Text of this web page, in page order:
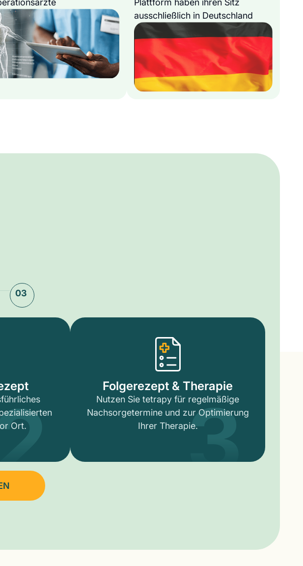
ausschließlich in Deutschland
03
Ort.
Folgerezept & Therapie
Nutzen Sie tetrapy für regelmäßige
Nachsorgetermine und zur Optimierung
Ihrer Therapie.3